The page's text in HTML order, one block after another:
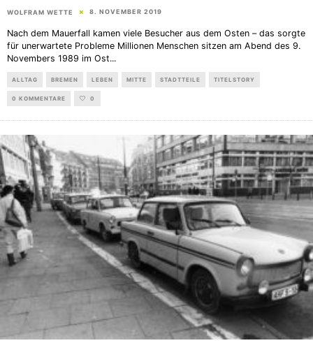
WOLFRAM WETTE 8. NOVEMBER 2019
Nach dem Mauerfall kamen viele Besucher aus dem Osten – das sorgte
für unerwartete Probleme Millionen Menschen sitzen am Abend des 9.
Novembers 1989 im Ost...
ALLTAG BREMEN LEBEN MITTE STADTTEILE TITELSTORY
0 KOMMENTARE 0